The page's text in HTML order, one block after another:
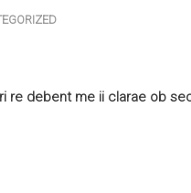
re debent me ii clarae ob